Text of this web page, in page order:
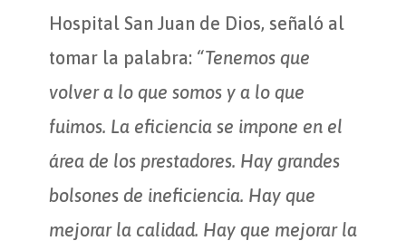
Hospital San Juan de Dios, señaló al
tomar la palabra: “Tenemos que
volver a lo que somos y a lo que
fuimos. La eficiencia se impone en el
área de los prestadores. Hay grandes
bolsones de ineficiencia. Hay que
mejorar la calidad. Hay que mejorar la